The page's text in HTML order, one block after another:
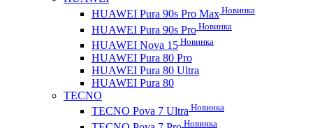
HUAWEI Pura 90s Pro Max Новинка
HUAWEI Pura 90s Pro Новинка
HUAWEI Nova 15 Новинка
HUAWEI Pura 80 Pro
HUAWEI Pura 80 Ultra
HUAWEI Pura 80
TECNO
TECNO Pova 7 Ultra Новинка
Новинка